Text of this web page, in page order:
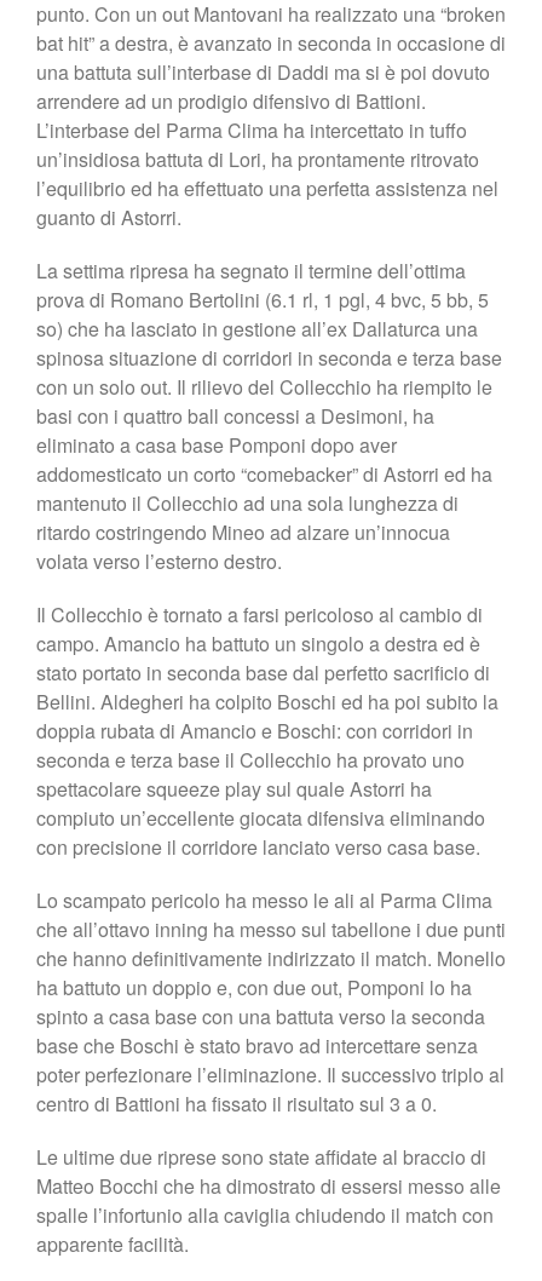
punto. Con un out Mantovani ha realizzato una “broken
bat hit” a destra, è avanzato in seconda in occasione di
una battuta sull’interbase di Daddi ma si è poi dovuto
arrendere ad un prodigio difensivo di Battioni.
L’interbase del Parma Clima ha intercettato in tuffo
un’insidiosa battuta di Lori, ha prontamente ritrovato
l’equilibrio ed ha effettuato una perfetta assistenza nel
guanto di Astorri.
La settima ripresa ha segnato il termine dell’ottima
prova di Romano Bertolini (6.1 rl, 1 pgl, 4 bvc, 5 bb, 5
so) che ha lasciato in gestione all’ex Dallaturca una
spinosa situazione di corridori in seconda e terza base
con un solo out. Il rilievo del Collecchio ha riempito le
basi con i quattro ball concessi a Desimoni, ha
eliminato a casa base Pomponi dopo aver
addomesticato un corto “comebacker” di Astorri ed ha
mantenuto il Collecchio ad una sola lunghezza di
ritardo costringendo Mineo ad alzare un’innocua
volata verso l’esterno destro.
Il Collecchio è tornato a farsi pericoloso al cambio di
campo. Amancio ha battuto un singolo a destra ed è
stato portato in seconda base dal perfetto sacrificio di
Bellini. Aldegheri ha colpito Boschi ed ha poi subito la
doppia rubata di Amancio e Boschi: con corridori in
seconda e terza base il Collecchio ha provato uno
spettacolare squeeze play sul quale Astorri ha
compiuto un’eccellente giocata difensiva eliminando
con precisione il corridore lanciato verso casa base.
Lo scampato pericolo ha messo le ali al Parma Clima
che all’ottavo inning ha messo sul tabellone i due punti
che hanno definitivamente indirizzato il match. Monello
ha battuto un doppio e, con due out, Pomponi lo ha
spinto a casa base con una battuta verso la seconda
base che Boschi è stato bravo ad intercettare senza
poter perfezionare l’eliminazione. Il successivo triplo al
centro di Battioni ha fissato il risultato sul 3 a 0.
Le ultime due riprese sono state affidate al braccio di
Matteo Bocchi che ha dimostrato di essersi messo alle
spalle l’infortunio alla caviglia chiudendo il match con
apparente facilità.